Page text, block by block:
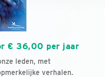
€ 36,00 per jaar
leden, met
verhalen.